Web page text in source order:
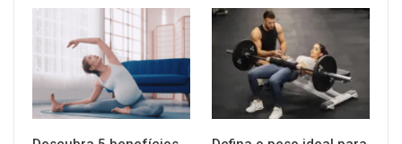
SAÚDE